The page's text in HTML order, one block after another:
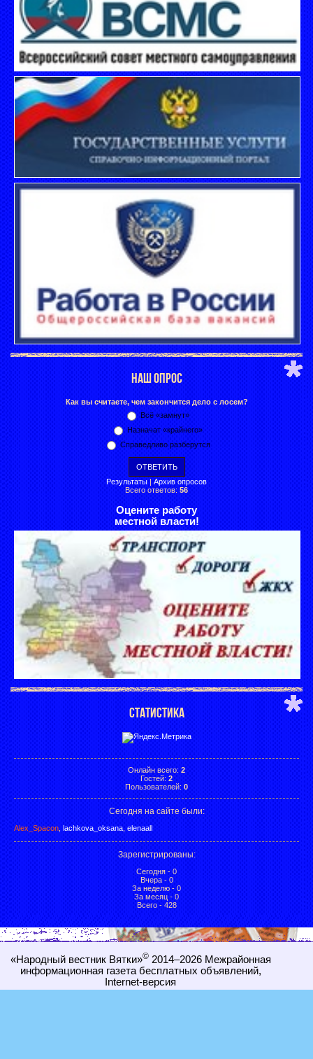
НАШ ОПРОС
Как вы считаете, чем закончится дело с лосем?
Всё «замнут»
Назначат «крайнего»
Справедливо разберутся
Результаты | Архив опросов
Всего ответов: 56
Оцените работу
местной власти!
СТАТИСТИКА
Онлайн всего: 2
Гостей: 2
Пользователей: 0
Сегодня на сайте были:
Alex_Spacon lachkova_oksana elenaall
Зарегистрированы:
Сегодня - 0
Вчера - 0
За неделю - 0
За месяц - 0
Всего - 428
«Народный вестник Вятки»©2014–2026 Межрайонная
информационная газета бесплатных объявлений,
Internet-версия